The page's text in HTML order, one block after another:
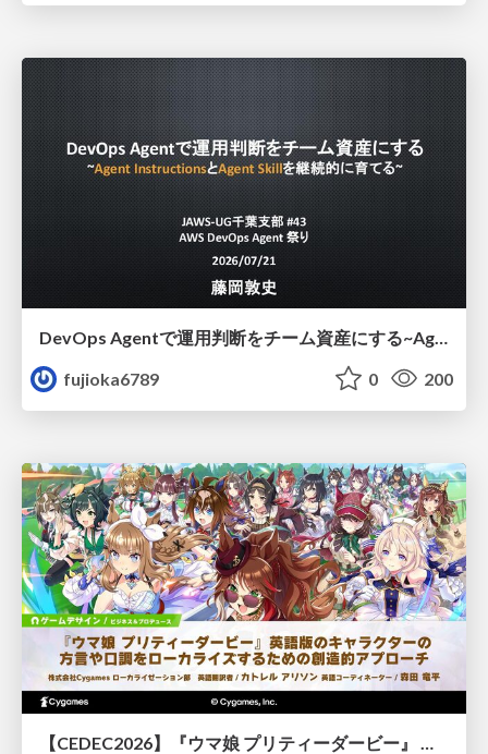
fujioka6789
0 200
【CEDEC2026】『ウマ娘 プリティーダービー』 英語版のキャラクターの方言や口調をローカライズするための創造的アプローチ